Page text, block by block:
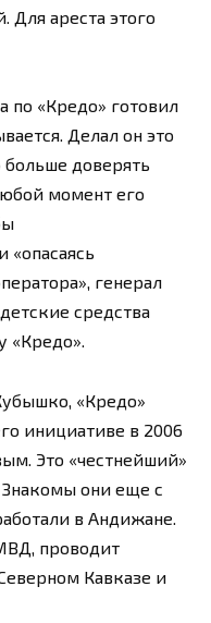
Для ареста этого
по «Кредо» готовил
Делал он это
больше доверять
момент его
«опасаясь
генерал
средства
«Кредо».
«Кредо»
инициативе в 2006
Это «честнейший»
они еще с
в Андижане.
проводит
Кавказе и